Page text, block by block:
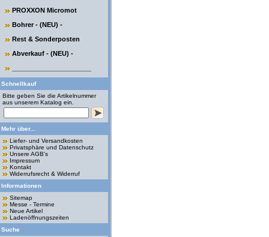
PROXXON Micromot
Bohrer - (NEU) -
Rest & Sonderposten
Abverkauf - (NEU) -
Schnellkauf
Bitte geben Sie die Artikelnummer
aus unserem Katalog ein.
Mehr über...
Liefer- und Versandkosten
Privatsphäre und Datenschutz
Unsere AGB's
Impressum
Kontakt
Widerrufsrecht & Widerruf
Informationen
Sitemap
Messe - Termine
Neue Artikel
Ladenöffnungszeiten
Suche